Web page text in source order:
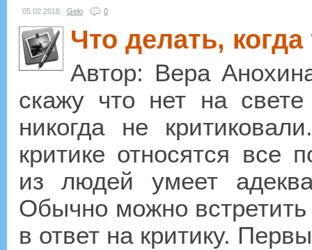
05.02.2018 Gelo 0
Что делать,
Автор: Вера
скажу что нет на свете
никогда не
критике относятся все
из людей умеет
Обычно можно встретить
в ответ на критику.